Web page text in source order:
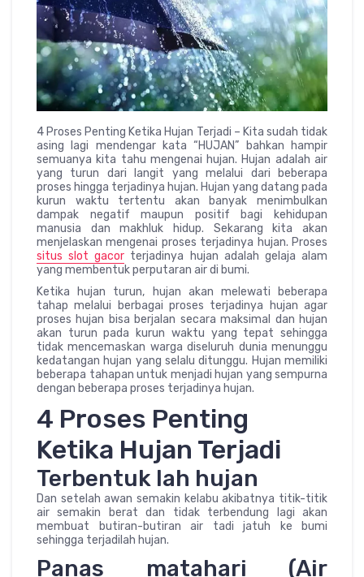
4 Proses Penting Ketika Hujan Terjadi – Kita sudah tidak
asing lagi mendengar kata “HUJAN” bahkan hampir
semuanya kita tahu mengenai hujan. Hujan adalah air
yang turun dari langit yang melalui dari beberapa
proses hingga terjadinya hujan. Hujan yang datang pada
kurun waktu tertentu akan banyak menimbulkan
dampak negatif maupun positif bagi kehidupan
manusia dan makhluk hidup. Sekarang kita akan
menjelaskan mengenai proses terjadinya hujan. Proses
situs slot gacor terjadinya hujan adalah gelaja alam
yang membentuk perputaran air di bumi.
Ketika hujan turun, hujan akan melewati beberapa
tahap melalui berbagai proses terjadinya hujan agar
proses hujan bisa berjalan secara maksimal dan hujan
akan turun pada kurun waktu yang tepat sehingga
tidak mencemaskan warga diseluruh dunia menunggu
kedatangan hujan yang selalu ditunggu. Hujan memiliki
beberapa tahapan untuk menjadi hujan yang sempurna
dengan beberapa proses terjadinya hujan.
4 Proses Penting
Ketika Hujan Terjadi
Terbentuk lah hujan
Dan setelah awan semakin kelabu akibatnya titik-titik
air semakin berat dan tidak terbendung lagi akan
membuat butiran-butiran air tadi jatuh ke bumi
sehingga terjadilah hujan.
Panas matahari (Air